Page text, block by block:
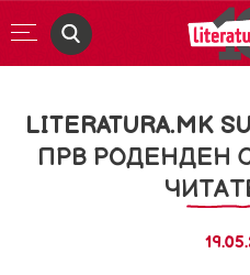
LITERATURA.MK
ПРВ РОДЕНДЕН